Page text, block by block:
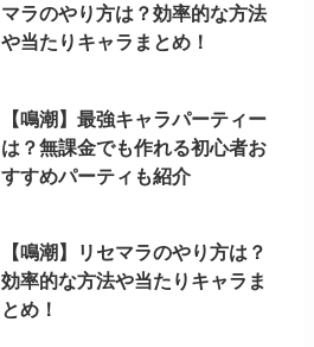
マラのやり方は？効率的な方法
や当たりキャラまとめ！
【鳴潮】最強キャラパーティー
は？無課金でも作れる初心者お
すすめパーティも紹介
【鳴潮】リセマラのやり方は？
効率的な方法や当たりキャラま
とめ！